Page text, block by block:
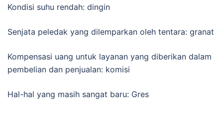
Kondisi suhu rendah: dingin
Senjata peledak yang dilemparkan oleh tentara: granat
Kompensasi uang untuk layanan yang diberikan dalam
pembelian dan penjualan: komisi
Hal-hal yang masih sangat baru: Gres